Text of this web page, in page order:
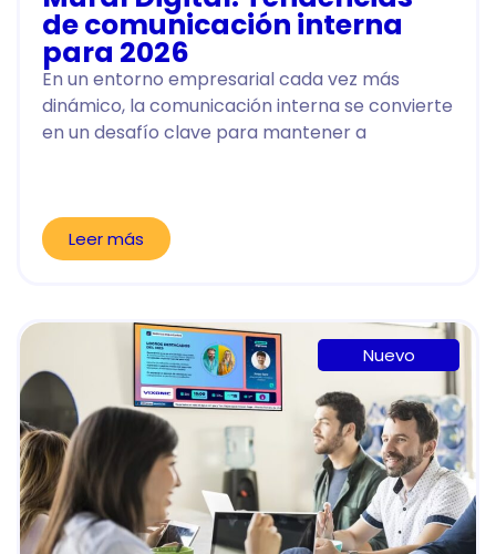
de comunicación interna
para 2026
En un entorno empresarial cada vez más
dinámico, la comunicación interna se convierte
en un desafío clave para mantener a
Leer más
Nuevo